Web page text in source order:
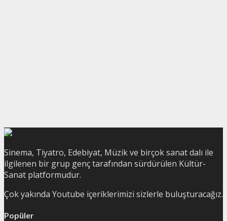
Sinema, Tiyatro, Edebiyat, Müzik ve birçok sanat dalı ile
ilgilenen bir grup genç tarafından sürdürülen Kültür-
Sanat platformudur.
Çok yakında Youtube içeriklerimizi sizlerle buluşturacağız.
Popüler